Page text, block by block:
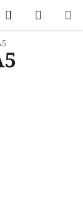
Hledat
KOŠÍK